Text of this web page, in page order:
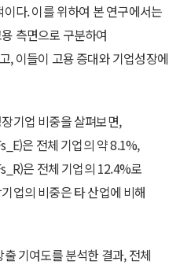
다. 이를 위하여 본 연구에서는
측면으로 구분하여
, 이들이 고용 증대와 기업성장에
기업 비중을 살펴보면,
은 전체 기업의 약 8.1%,
은 전체 기업의 12.4%로
업의 비중은 타 산업에 비해
기여도를 분석한 결과, 전체